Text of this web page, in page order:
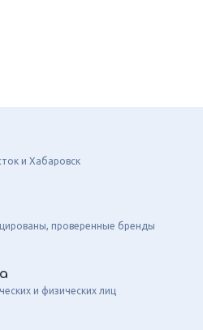
и Хабаровск
проверенные бренды
и физических лиц